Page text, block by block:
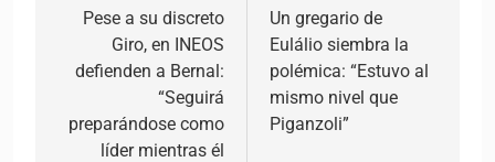
Pese a su discreto
Giro, en INEOS
defienden a Bernal:
“Seguirá
preparándose como
líder mientras él
Un gregario de
Eulálio siembra la
polémica: “Estuvo al
mismo nivel que
Piganzoli”